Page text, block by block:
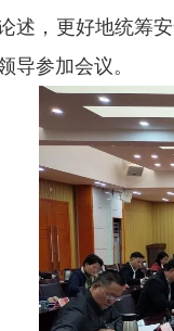
述，更好地统筹
导参加会议。